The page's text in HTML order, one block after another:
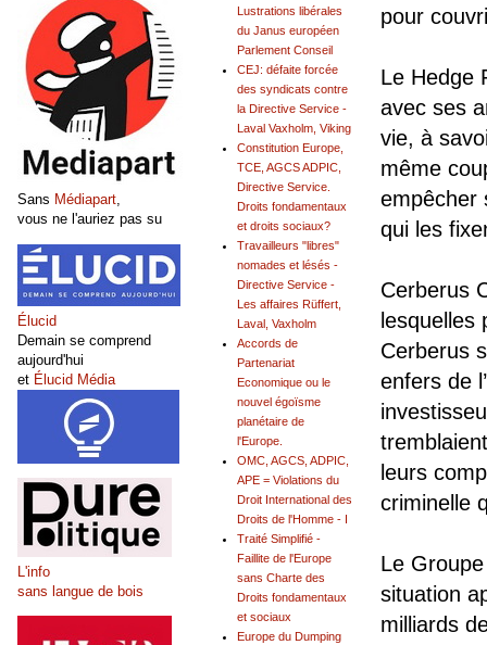
pour
Le Hedge
avec ses
vie, à
même
empêcher
qui les
Cerberus
lesquelles
Cerberus
enfers de
leurs
criminelle
Le
situation
milliards
Lustrations libérales
du Janus européen
Parlement Conseil
CEJ: défaite forcée
des syndicats contre
la Directive Service -
Laval Vaxholm, Viking
Constitution Europe,
TCE, AGCS ADPIC,
Directive Service.
Droits fondamentaux
et droits sociaux?
Travailleurs "libres"
nomades et lésés -
Directive Service -
Les affaires Rüffert,
Laval, Vaxholm
Accords de
Partenariat
Economique ou le
nouvel égoïsme
planétaire de
l'Europe.
OMC, AGCS, ADPIC,
APE = Violations du
Droit International des
Droits de l'Homme - I
Traité Simplifié -
Faillite de l'Europe
sans Charte des
Droits fondamentaux
et sociaux
Europe du Dumping
Sans Médiapart,
vous ne l'auriez pas su
Élucid
Demain se comprend
aujourd'hui
et Élucid Média
L'info
sans langue de bois